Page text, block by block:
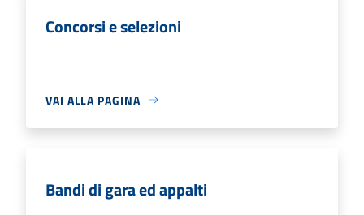
Concorsi e selezioni
VAI ALLA PAGINA
Bandi di gara ed appalti